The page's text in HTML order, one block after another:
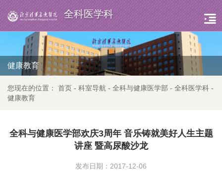
全科医学科
健康教育
您现在的位置： 首页 - 科室导航 - 全科与健康医学部 - 全科医学科 -
健康教育
全科与健康医学部欢庆3周年 音乐铸就美好人生主题
讲座 暨高尿酸沙龙
发布日期：2017-12-06